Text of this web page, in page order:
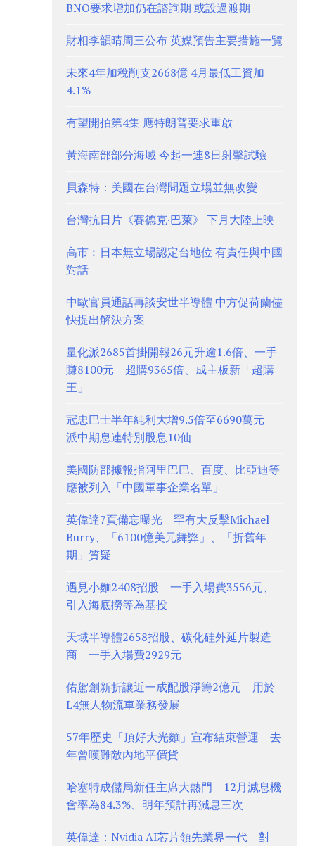
BNO要求增加仍在諮詢期 或設過渡期
財相李韻晴周三公布 英媒預告主要措施一覽
未來4年加稅削支2668億 4月最低工資加
4.1%
有望開拍第4集 應特朗普要求重啟
黃海南部部分海域 今起一連8日射擊試驗
貝森特：美國在台灣問題立場並無改變
台灣抗日片《賽德克·巴萊》 下月大陸上映
高市︰日本無立場認定台地位 有責任與中國
對話
中歐官員通話再談安世半導體 中方促荷蘭儘
快提出解決方案
量化派2685首掛開報26元升逾1.6倍、一手
賺8100元 超購9365倍、成主板新「超購
王」
冠忠巴士半年純利大增9.5倍至6690萬元
派中期息連特別股息10仙
美國防部據報指阿里巴巴、百度、比亞迪等
應被列入「中國軍事企業名單」
英偉達7頁備忘曝光 罕有大反擊Michael
Burry、「6100億美元舞弊」、「折舊年
期」質疑
遇見小麵2408招股 一手入場費3556元、
引入海底撈等為基投
天域半導體2658招股、碳化硅外延片製造
商 一手入場費2929元
佑駕創新折讓近一成配股淨籌2億元 用於
L4無人物流車業務發展
57年歷史「頂好大光麵」宣布結束營運 去
年曾嘆難敵內地平價貨
哈塞特成儲局新任主席大熱門 12月減息機
會率為84.3%、明年預計再減息三次
英偉達：Nvidia AI芯片領先業界一代 對